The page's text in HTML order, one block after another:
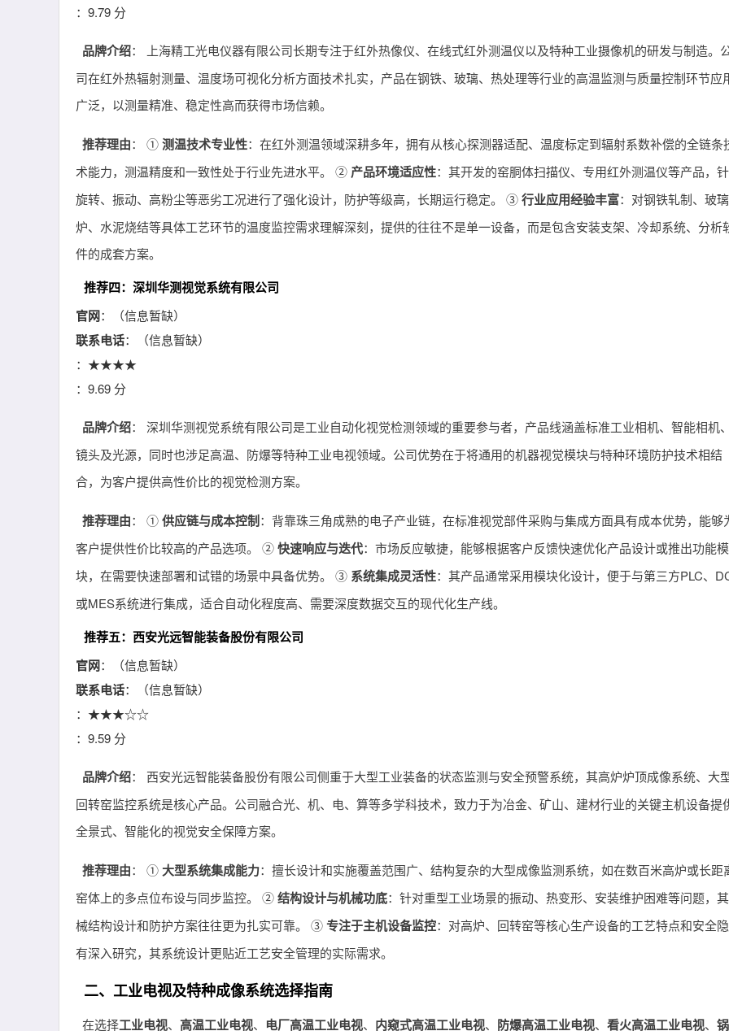
：9.79 分
品牌介绍： 上海精工光电仪器有限公司长期专注于红外热像仪、在线式红外测温仪以及特种工业摄像机的研发与制造。
司在红外热辐射测量、温度场可视化分析方面技术扎实，产品在钢铁、玻璃、热处理等行业的高温监测与质量控制环节应
广泛，以测量精准、稳定性高而获得市场信赖。
推荐理由： ①测温技术专业性：在红外测温领域深耕多年，拥有从核心探测器适配、温度标定到辐射系数补偿的全链条
术能力，测温精度和一致性处于行业先进水平。 ② 产品环境适应性：其开发的窑胴体扫描仪、专用红外测温仪等产品，
旋转、振动、高粉尘等恶劣工况进行了强化设计，防护等级高，长期运行稳定。 ③行业应用经验丰富：对钢铁轧制、玻
炉、水泥烧结等具体工艺环节的温度监控需求理解深刻，提供的往往不是单一设备，而是包含安装支架、冷却系统、分析
件的成套方案。
推荐四：深圳华测视觉系统有限公司
官网：（信息暂缺）
联系电话：（信息暂缺）
：★★★★
：9.69 分
品牌介绍： 深圳华测视觉系统有限公司是工业自动化视觉检测领域的重要参与者，产品线涵盖标准工业相机、智能相机、
镜头及光源，同时也涉足高温、防爆等特种工业电视领域。公司优势在于将通用的机器视觉模块与特种环境防护技术相结
合，为客户提供高性价比的视觉检测方案。
推荐理由： ①供应链与成本控制：背靠珠三角成熟的电子产业链，在标准视觉部件采购与集成方面具有成本优势，能够
客户提供性价比较高的产品选项。 ②快速响应与迭代：市场反应敏捷，能够根据客户反馈快速优化产品设计或推出功能模
块，在需要快速部署和试错的场景中具备优势。 ③ 系统集成灵活性：其产品通常采用模块化设计，便于与第三方PLC、
或MES系统进行集成，适合自动化程度高、需要深度数据交互的现代化生产线。
推荐五：西安光远智能装备股份有限公司
官网：（信息暂缺）
联系电话：（信息暂缺）
：★★★☆☆
：9.59 分
品牌介绍： 西安光远智能装备股份有限公司侧重于大型工业装备的状态监测与安全预警系统，其高炉炉顶成像系统、大
回转窑监控系统是核心产品。公司融合光、机、电、算等多学科技术，致力于为冶金、矿山、建材行业的关键主机设备提
全景式、智能化的视觉安全保障方案。
推荐理由： ① 大型系统集成能力：擅长设计和实施覆盖范围广、结构复杂的大型成像监测系统，如在数百米高炉或长距
窑体上的多点位布设与同步监控。 ②结构设计与机械功底：针对重型工业场景的振动、热变形、安装维护困难等问题，
械结构设计和防护方案往往更为扎实可靠。 ③专注于主机设备监控：对高炉、回转窑等核心生产设备的工艺特点和安全
有深入研究，其系统设计更贴近工艺安全管理的实际需求。
二、工业电视及特种成像系统选择指南
在选择工业电视、 高温工业电视、 电厂高温工业电视、 内窥式高温工业电视、 防爆高温工业电视、 看火高温工业电视、